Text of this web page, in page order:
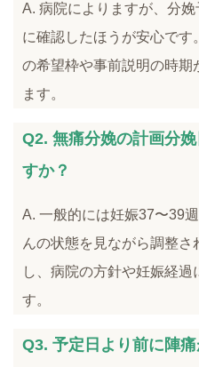
A. 病院によりますが、分
に確認したほうが安心で
の希望枠や事前説明の時期
ます。
Q2. 無痛分娩の計画分
すか？
A. 一般的には妊娠37〜39
んの状態を見ながら調整
し、病院の方針や妊娠経過
す。
Q3. 予定日より前に陣